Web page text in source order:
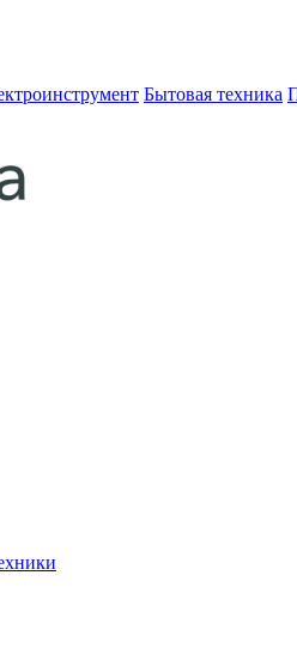
Бытовая техника